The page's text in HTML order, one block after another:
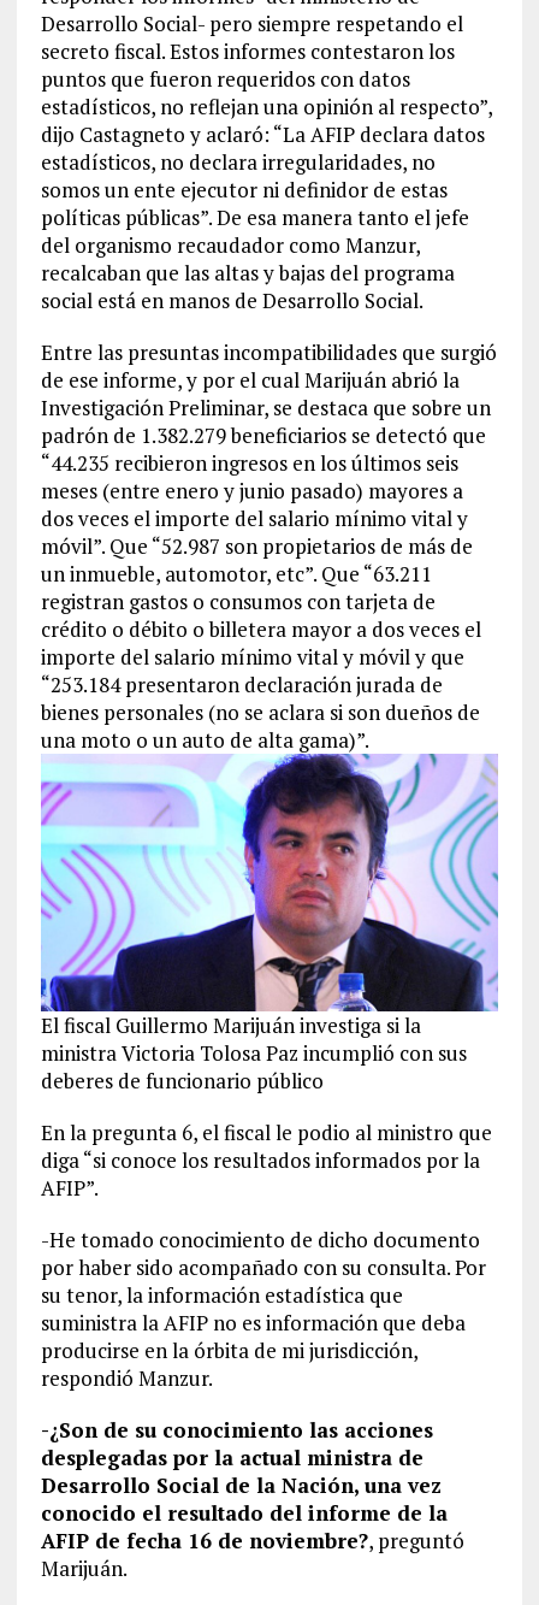
Desarrollo Social- pero siempre respetando el
secreto fiscal. Estos informes contestaron los
puntos que fueron requeridos con datos
estadísticos, no reflejan una opinión al respecto”,
dijo Castagneto y aclaró: “La AFIP declara datos
estadísticos, no declara irregularidades, no
somos un ente ejecutor ni definidor de estas
políticas públicas”. De esa manera tanto el jefe
del organismo recaudador como Manzur,
recalcaban que las altas y bajas del programa
social está en manos de Desarrollo Social.
Entre las presuntas incompatibilidades que surgió
de ese informe, y por el cual Marijuán abrió la
Investigación Preliminar, se destaca que sobre un
padrón de 1.382.279 beneficiarios se detectó que
“44.235 recibieron ingresos en los últimos seis
meses (entre enero y junio pasado) mayores a
dos veces el importe del salario mínimo vital y
móvil”. Que “52.987 son propietarios de más de
un inmueble, automotor, etc”. Que “63.211
registran gastos o consumos con tarjeta de
crédito o débito o billetera mayor a dos veces el
importe del salario mínimo vital y móvil y que
“253.184 presentaron declaración jurada de
bienes personales (no se aclara si son dueños de
una moto o un auto de alta gama)”.
El fiscal Guillermo Marijuán investiga si la
ministra Victoria Tolosa Paz incumplió con sus
deberes de funcionario público
En la pregunta 6, el fiscal le podio al ministro que
diga “si conoce los resultados informados por la
AFIP”.
-He tomado conocimiento de dicho documento
por haber sido acompañado con su consulta. Por
su tenor, la información estadística que
suministra la AFIP no es información que deba
producirse en la órbita de mi jurisdicción,
respondió Manzur.
-¿Son de su conocimiento las acciones
desplegadas por la actual ministra de
Desarrollo Social de la Nación, una vez
conocido el resultado del informe de la
AFIP de fecha 16 de noviembre?, preguntó
Marijuán.